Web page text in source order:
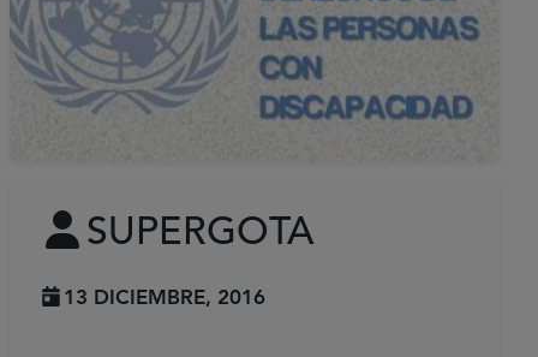
SUPERGOTA
13 DICIEMBRE, 2016